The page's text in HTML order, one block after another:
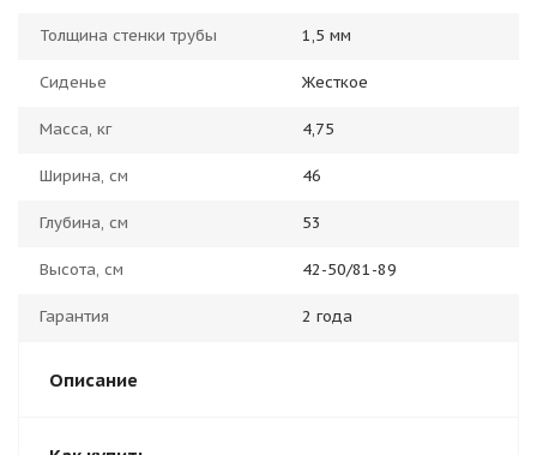
Толщина стенки трубы 1,5 мм
Сиденье Жесткое
Масса, кг 4,75
Ширина, см 46
Глубина, см 53
Высота, см 42-50/81-89
Гарантия 2 года
Описание